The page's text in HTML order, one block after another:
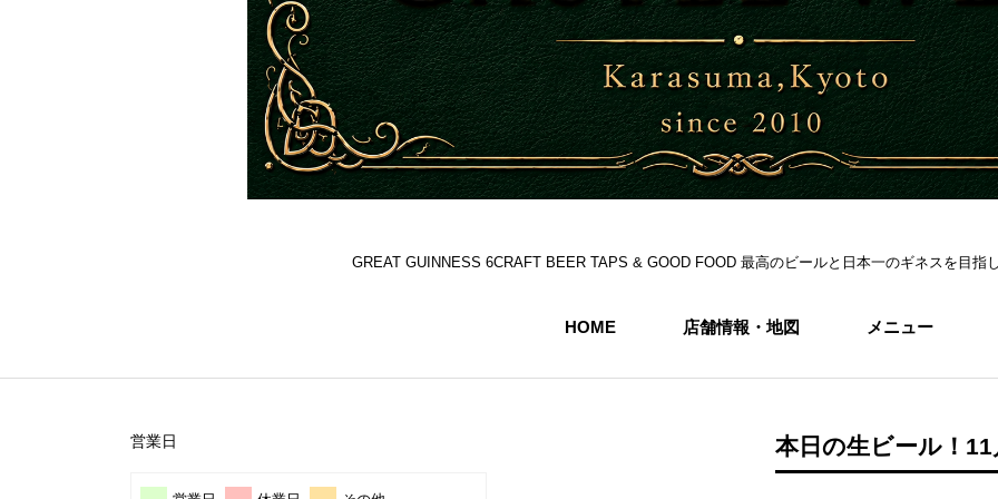
GREAT GUINNESS 6CRAFT BEER TAPS & GOOD FOOD 最高のビールと日本一のギネスを目指
HOME 店舗情報・地図 メニュー
本日の生ビール！
営業日